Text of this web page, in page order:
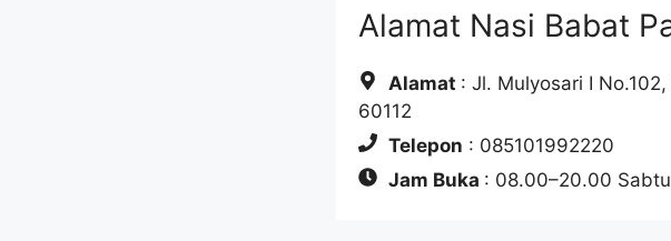
Alamat Nasi Babat
Alamat : Jl. Mulyosari I
60112
Telepon : 085101992220
Jam Buka : 08.00–20.00